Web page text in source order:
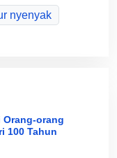
nyenyak
Orang-orang
100 Tahun